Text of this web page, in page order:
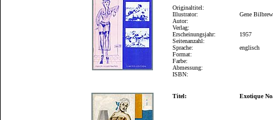
Originaltitel:
Illustrator:
Autor:
Verlag:
Erscheinungsjahr:
Seitenanzahl:
Sprache:
Format:
Farbe:
Abmessung:
ISBN:
Gene Bilbrew
1957
englisch
Titel: Exotique